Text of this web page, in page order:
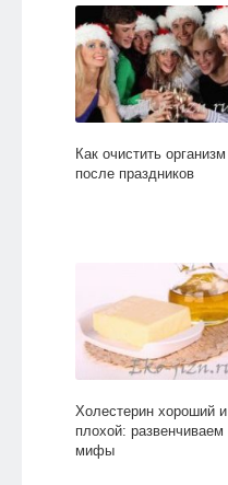
Как очистить организм
после праздников
Холестерин хороший и
плохой: развенчиваем
мифы